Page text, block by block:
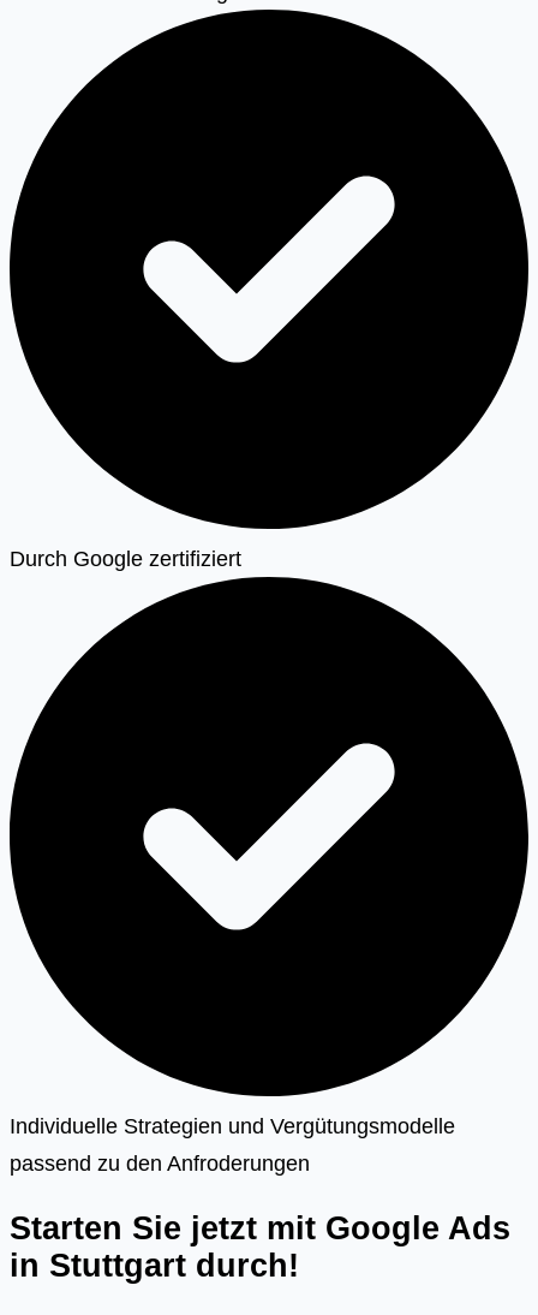
Durch Google zertifiziert
Individuelle Strategien und Vergütungsmodelle
passend zu den Anfroderungen
Starten Sie jetzt mit Google Ads
in Stuttgart durch!